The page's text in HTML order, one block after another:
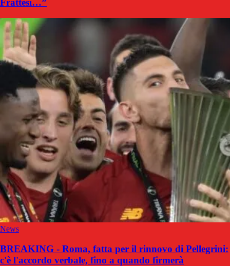
Frattesi…”
News
BREAKING - Roma, fatta per il rinnovo di Pellegrini:
c'è l'accordo verbale, fino a quando firmerà